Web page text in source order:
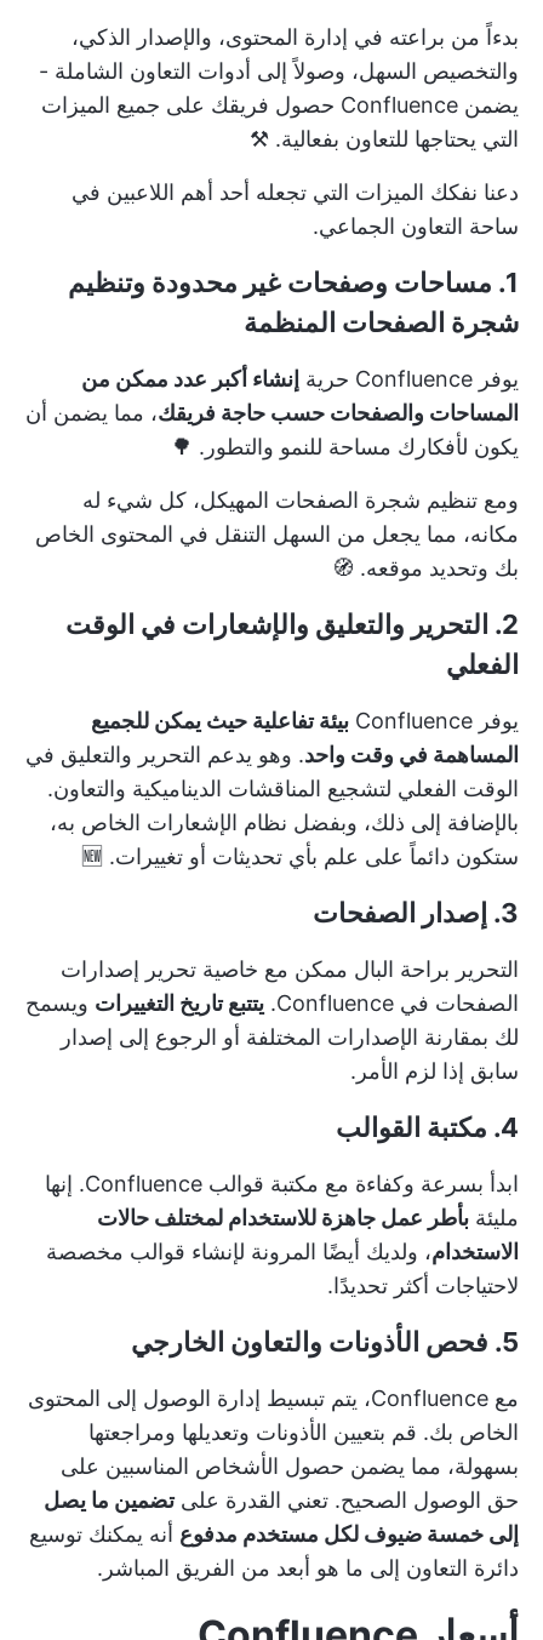
بدءاً من براعته في إدارة المحتوى، والإصدار الذكي،
والتخصيص السهل، وصولاً إلى أدوات التعاون الشاملة -
يضمن Confluence حصول فريقك على جميع الميزات
التي يحتاجها للتعاون بفعالية. ⚒️
دعنا نفكك الميزات التي تجعله أحد أهم اللاعبين في
ساحة التعاون الجماعي.
1. مساحات وصفحات غير محدودة وتنظيم
شجرة الصفحات المنظمة
يوفر Confluence حرية
إنشاء أكبر عدد ممكن من
المساحات والصفحات حسب حاجة فريقك، مما يضمن أن
يكون لأفكارك مساحة للنمو والتطور. 🌳
ومع تنظيم شجرة الصفحات المهيكل، كل شيء له
مكانه، مما يجعل من السهل التنقل في المحتوى الخاص
بك وتحديد موقعه. 🧭
2. التحرير والتعليق والإشعارات في الوقت
الفعلي
يوفر Confluence
بيئة تفاعلية حيث يمكن للجميع
المساهمة في وقت واحد. وهو يدعم التحرير والتعليق في
الوقت الفعلي لتشجيع المناقشات الديناميكية والتعاون.
بالإضافة إلى ذلك، وبفضل نظام الإشعارات الخاص به،
ستكون دائماً على علم بأي تحديثات أو تغييرات. 🆕
3. إصدار الصفحات
التحرير براحة البال ممكن مع خاصية تحرير إصدارات
الصفحات في Confluence.
يتتبع تاريخ التغييرات ويسمح
لك بمقارنة الإصدارات المختلفة أو الرجوع إلى إصدار
سابق إذا لزم الأمر.
4. مكتبة القوالب
ابدأ بسرعة وكفاءة مع مكتبة قوالب Confluence. إنها
مليئة بأطر عمل جاهزة للاستخدام لمختلف حالات
الاستخدام، ولديك أيضًا المرونة لإنشاء قوالب مخصصة
لاحتياجات أكثر تحديدًا.
5. فحص الأذونات والتعاون الخارجي
مع Confluence، يتم تبسيط إدارة الوصول إلى المحتوى
الخاص بك. قم بتعيين الأذونات وتعديلها ومراجعتها
بسهولة، مما يضمن حصول الأشخاص المناسبين على
حق الوصول الصحيح. تعني القدرة علىتضمين ما يصل
إلى خمسة ضيوف لكل مستخدم مدفوع أنه يمكنك توسيع
دائرة التعاون إلى ما هو أبعد من الفريق المباشر.